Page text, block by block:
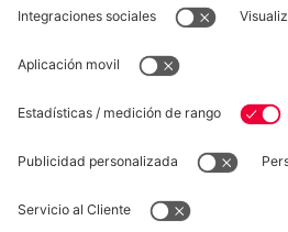
Privacidad
Configuración de
*Los precios incluyen el IVA y